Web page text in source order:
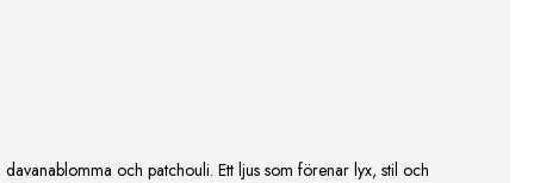
och patchouli. Ett ljus som förenar lyx, stil och